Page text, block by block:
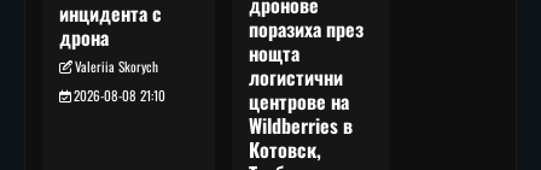
инцидента с
дрона
Valeriia Skorych
2026-08-08 21:10
поразиха през
нощта
логистични
центрове на
Wildberries в
Котовск,